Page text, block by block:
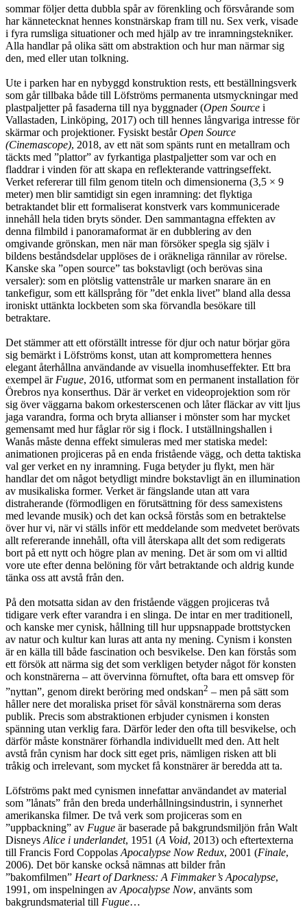
sommar följer detta dubbla spår av förenkling och försvårande som
har kännetecknat hennes konstnärskap fram till nu. Sex verk, visade
i fyra rumsliga situationer och med hjälp av tre inramningstekniker.
Alla handlar på olika sätt om abstraktion och hur man närmar sig
den, med eller utan tolkning.
Ute i parken har en nybyggd konstruktion rests, ett beställningsverk
som går tillbaka både till Löfströms permanenta utsmyckningar med
plastpaljetter på fasaderna till nya byggnader (Open Source i
Vallastaden, Linköping, 2017) och till hennes långvariga intresse för
skärmar och projektioner. Fysiskt bestårOpen Source
(Cinemascope), 2018, av ett nät som spänts runt en metallram och
täckts med ”plattor” av fyrkantiga plastpaljetter som var och en
fladdrar i vinden för att skapa en reflekterande vattringseffekt.
Verket refererar till film genom titeln och dimensionerna (3,5 × 9
meter) men blir samtidigt sin egen inramning: det flyktiga
betraktandet blir ett formaliserat konstverk vars kommunicerade
innehåll hela tiden bryts sönder. Den sammantagna effekten av
denna filmbild i panoramaformat är en dubblering av den
omgivande grönskan, men när man försöker spegla sig själv i
bildens beståndsdelar upplöses de i oräkneliga rännilar av rörelse.
Kanske ska ”open source” tas bokstavligt (och berövas sina
versaler): som en plötslig vattenstråle ur marken snarare än en
tankefigur, som ett källsprång för ”det enkla livet” bland alla dessa
ironiskt uttänkta lockbeten som ska förvandla besökare till
betraktare.
Det stämmer att ett oförställt intresse för djur och natur börjar göra
sig bemärkt i Löfströms konst, utan att kompromettera hennes
elegant återhållna användande av visuella inomhuseffekter. Ett bra
exempel är Fugue, 2016, utformat som en permanent installation för
Örebros nya konserthus. Där är verket en videoprojektion som rör
sig över väggarna bakom orkesterscenen och låter fläckar av vitt ljus
jaga varandra, forma och bryta allianser i mönster som har mycket
gemensamt med hur fåglar rör sig i flock. I utställningshallen i
Wanås måste denna effekt simuleras med mer statiska medel:
animationen projiceras på en enda fristående vägg, och detta taktiska
val ger verket en ny inramning. Fuga betyder ju flykt, men här
handlar det om något betydligt mindre bokstavligt än en illumination
av musikaliska former. Verket är fängslande utan att vara
distraherande (förmodligen en förutsättning för dess samexistens
med levande musik) och det kan också förstås som en betraktelse
över hur vi, när vi ställs inför ett meddelande som medvetet berövats
allt refererande innehåll, ofta vill återskapa allt det som redigerats
bort på ett nytt och högre plan av mening. Det är som om vi alltid
vore ute efter denna belöning för vårt betraktande och aldrig kunde
tänka oss att avstå från den.
På den motsatta sidan av den fristående väggen projiceras två
tidigare verk efter varandra i en slinga. De intar en mer traditionell,
och kanske mer cynisk, hållning till hur uppsnappade brottstycken
av natur och kultur kan luras att anta ny mening. Cynism i konsten
är en källa till både fascination och besvikelse. Den kan förstås som
ett försök att närma sig det som verkligen betyder något för konsten
och konstnärerna – att övervinna förnuftet, ofta bara ett omsvep för
”nyttan”, genom direkt beröring med ondskan2 – men på sätt som
håller nere det moraliska priset för såväl konstnärerna som deras
publik. Precis som abstraktionen erbjuder cynismen i konsten
spänning utan verklig fara. Därför leder den ofta till besvikelse, och
därför måste konstnärer förhandla individuellt med den. Att helt
avstå från cynism har dock sitt eget pris, nämligen risken att bli
tråkig och irrelevant, som mycket få konstnärer är beredda att ta.
Löfströms pakt med cynismen innefattar användandet av material
som ”lånats” från den breda underhållningsindustrin, i synnerhet
amerikanska filmer. De två verk som projiceras som en
”uppbackning” av Fugue är baserade på bakgrundsmiljön från Walt
Disneys Alice i underlandet, 1951 (A Void, 2013) och eftertexterna
till Francis Ford Coppolas Apocalypse Now Redux, 2001 (Finale,
2006). Det bör kanske också nämnas att bilder från
”bakomfilmen” Heart of Darkness: A Fimmaker’s Apocalypse,
1991, om inspelningen av Apocalypse Now, använts som
bakgrundsmaterial till Fugue…